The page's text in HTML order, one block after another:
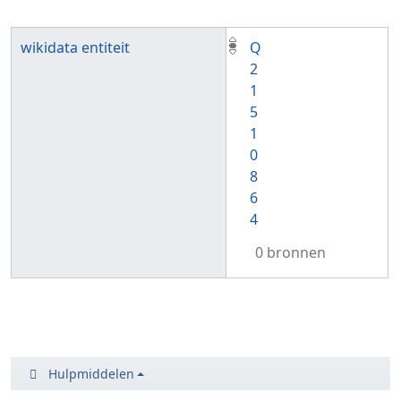
wikidata entiteit
Q
2
1
5
1
0
8
6
4
0 bronnen
Hulpmiddelen